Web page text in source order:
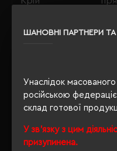
ШАНОВНІ ПАРТНЕРИ ТА
Унаслідок
російською
склад готової
У зв'язку з цим
призупинена.
Сертифікація